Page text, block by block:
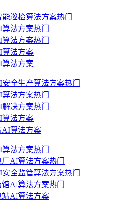
巡检算法方案热门
算法方案热门
算法方案热门
算法方案
算法方案
全生产算法方案热门
算法方案热门
解决方案热门
算法方案
AI算法方案
算法方案热门
厂AI算法方案热门
全监管算法方案热门
馆AI算法方案热门
站AI算法方案